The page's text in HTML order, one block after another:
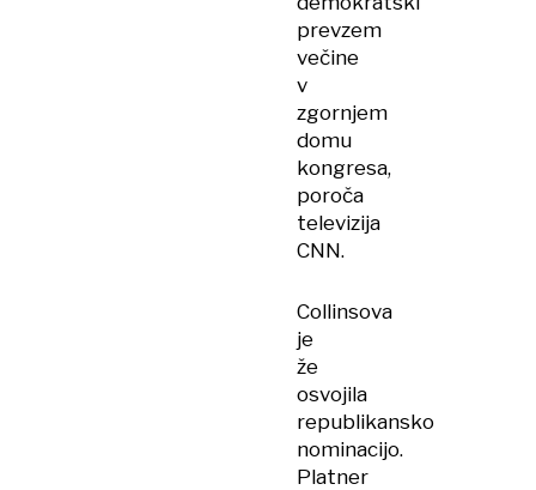
prevzem
večine
v
zgornjem
domu
kongresa,
poroča
televizija
CNN.
Collinsova
je
že
osvojila
republikansko
nominacijo.
Platner